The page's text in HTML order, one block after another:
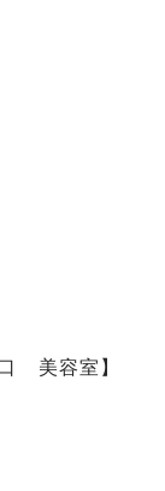
美容室】